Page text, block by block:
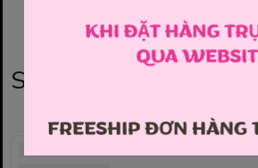
Sản phẩm liên quan